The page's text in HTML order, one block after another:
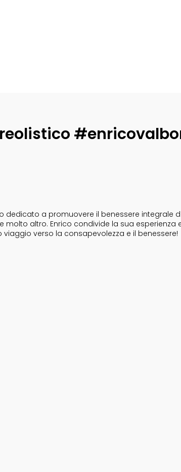
dedicato a promuovere il benessere
altro. Enrico condivide la sua
verso la consapevolezza e il benessere!